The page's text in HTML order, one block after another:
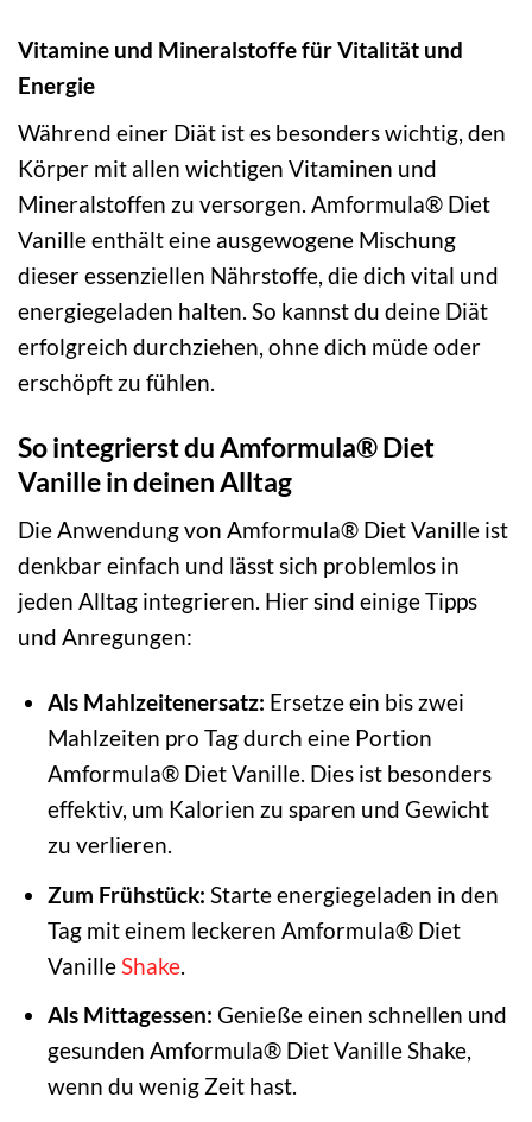
Vitamine und Mineralstoffe für Vitalität und
Energie
Während einer Diät ist es besonders wichtig, den
Körper mit allen wichtigen Vitaminen und
Mineralstoffen zu versorgen. Amformula® Diet
Vanille enthält eine ausgewogene Mischung
dieser essenziellen Nährstoffe, die dich vital und
energiegeladen halten. So kannst du deine Diät
erfolgreich durchziehen, ohne dich müde oder
erschöpft zu fühlen.
So integrierst du Amformula® Diet
Vanille in deinen Alltag
Die Anwendung von Amformula® Diet Vanille ist
denkbar einfach und lässt sich problemlos in
jeden Alltag integrieren. Hier sind einige Tipps
und Anregungen:
Als Mahlzeitenersatz: Ersetze ein bis zwei
Mahlzeiten pro Tag durch eine Portion
Amformula® Diet Vanille. Dies ist besonders
effektiv, um Kalorien zu sparen und Gewicht
zu verlieren.
Zum Frühstück: Starte energiegeladen in den
Tag mit einem leckeren Amformula® Diet
VanilleShake.
Als Mittagessen: Genieße einen schnellen und
gesunden Amformula® Diet Vanille Shake,
wenn du wenig Zeit hast.